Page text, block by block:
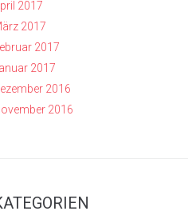
2017
2017
2017
2017
2016
2016